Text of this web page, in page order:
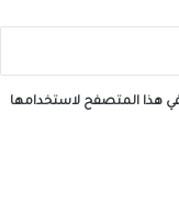
في هذا المتصفح لاستخدامها